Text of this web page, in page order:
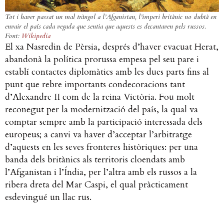
Tot i haver passat un mal tràngol a l’Afganistan, l’imperi britànic no dubtà en
envair el país cada vegada que sentia que aquests es decantaven pels russos.
Font: Wikipedia
El xa Nasredin de Pèrsia, després d’haver evacuat Herat,
abandonà la política prorussa empesa pel seu pare i
establí contactes diplomàtics amb les dues parts fins al
punt que rebre importants condecoracions tant
d’Alexandre II com de la reina Victòria. Fou molt
reconegut per la modernització del país, la qual va
comptar sempre amb la participació interessada dels
europeus; a canvi va haver d’acceptar l’arbitratge
d’aquests en les seves fronteres històriques: per una
banda dels britànics als territoris cloendats amb
l’Afganistan i l’Índia, per l’altra amb els russos a la
ribera dreta del Mar Caspi, el qual pràcticament
esdevingué un llac rus.